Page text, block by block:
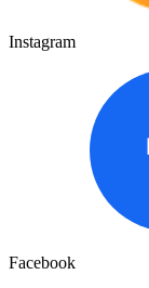
Instagram
Facebook